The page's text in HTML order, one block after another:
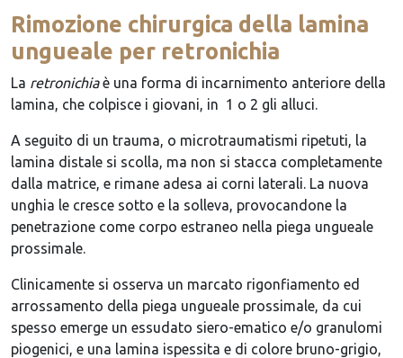
Rimozione chirurgica della lamina
ungueale per retronichia
La retronichiaè una forma di incarnimento anteriore della
lamina, che colpisce i giovani, in 1 o 2 gli alluci.
A seguito di un trauma, o microtraumatismi ripetuti, la
lamina distale si scolla, ma non si stacca completamente
dalla matrice, e rimane adesa ai corni laterali. La nuova
unghia le cresce sotto e la solleva, provocandone la
penetrazione come corpo estraneo nella piega ungueale
prossimale.
Clinicamente si osserva un marcato rigonfiamento ed
arrossamento della piega ungueale prossimale, da cui
spesso emerge un essudato siero-ematico e/o granulomi
piogenici, e una lamina ispessita e di colore bruno-grigio,